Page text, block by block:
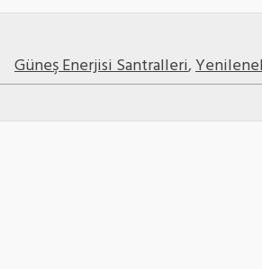
Güneş Enerjisi Santralleri,